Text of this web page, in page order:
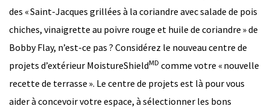
des « Saint-Jacques grillées à la coriandre avec salade de pois
chiches, vinaigrette au poivre rouge et huile de coriandre » de
Bobby Flay, n’est-ce pas ? Considérez le nouveau centre de
projets d’extérieur MoistureShieldMD comme votre « nouvelle
recette de terrasse ». Le centre de projets est là pour vous
aider à concevoir votre espace, à sélectionner les bons